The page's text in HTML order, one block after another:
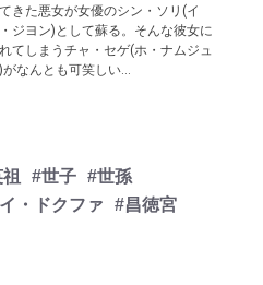
きた悪女が女優のシン・ソリ(イ
ジヨン)として蘇る。そんな彼女に
てしまうチャ・セゲ(ホ・ナムジュ
がなんとも可笑しい...
#世子 #世孫
・ドクファ
#昌徳宮